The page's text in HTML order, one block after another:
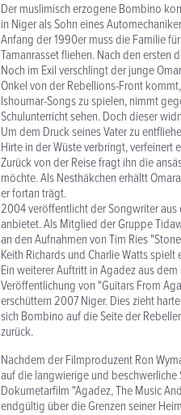
Der muslimisch erzogene Bombino
in Niger als Sohn eines
Anfang der 1990er muss die Familie
Tamanrasset fliehen. Nach den ersten
Noch im Exil verschlingt der junge
Onkel von der Rebellions-Front
Ishoumar-Songs zu spielen, nimmt
Schulunterricht sehen. Doch dieser
Um dem Druck seines Vater zu
Hirte in der Wüste verbringt, verfeinert
Zurück von der Reise fragt ihn die
möchte. Als Nesthäkchen erhältt
er fortan trägt.
2004 veröffentlicht der Songwriter aus
anbietet. Als Mitglied der Gruppe
an den Aufnahmen von Tim Ries
Keith Richards und Charlie Watts
Ein weiterer Auftritt in Agadez aus
Veröffentlichung von "Guitars From
erschüttern 2007 Niger. Dies zieht
sich Bombino auf die Seite der
zurück.
Nachdem der Filmproduzent Ron
auf die langwierige und beschwerliche
Dokumetarfilm "Agadez, The Music
endgültig über die Grenzen seiner